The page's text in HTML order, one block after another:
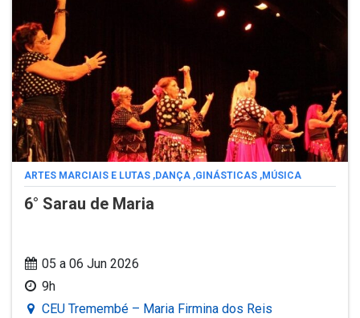
ARTES MARCIAIS E LUTAS ,DANÇA ,GINÁSTICAS ,MÚSICA
6° Sarau de Maria
05 a 06 Jun 2026
9h
CEU Tremembé – Maria Firmina dos Reis